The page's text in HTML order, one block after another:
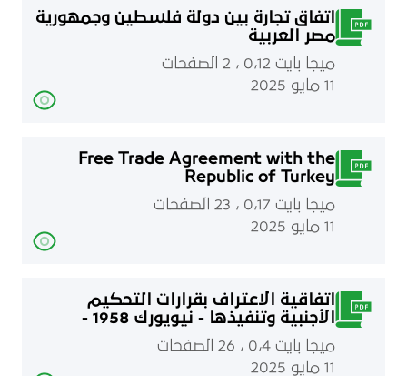
اتفاق تجارة بين دولة فلسطين وجمهورية
مصر العربية
ميجا بايت 0٫12 ، 2 الصفحات
11 مايو 2025
Free Trade Agreement with the
Republic of Turkey
ميجا بايت 0٫17 ، 23 الصفحات
11 مايو 2025
اتفاقية الاعتراف بقرارات التحكيم
الأجنبية وتنفيذها - نيويورك 1958 -
ميجا بايت 0٫4 ، 26 الصفحات
11 مايو 2025